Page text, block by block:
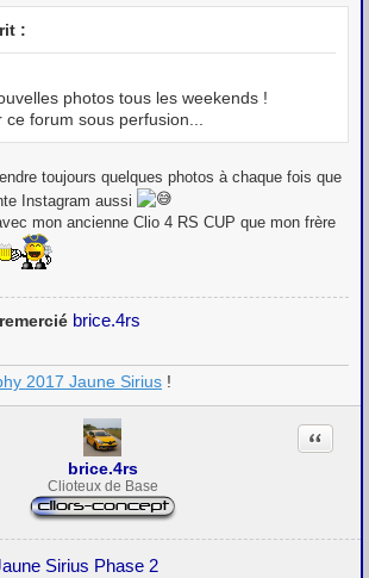
:
photos tous les weekends !
ce forum sous perfusion...
toujours quelques photos à chaque fois que
Instagram aussi
mon ancienne Clio 4 RS CUP que mon frère
brice.4rs
2017 Jaune Sirius !
brice.4rs
Clioteux de Base
Sirius Phase 2
Citation